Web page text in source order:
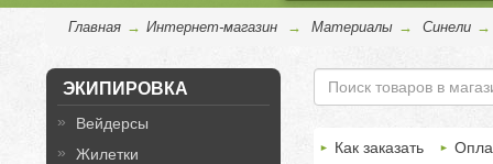
Главная → Интернет-магазин → Материалы → Синели
ЭКИПИРОВКА
Вейдерсы
Жилетки
Как заказать